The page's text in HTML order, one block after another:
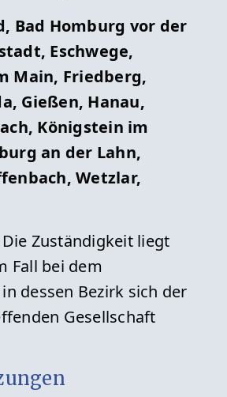
Bad Homburg vor der
Eschwege,
Main, Friedberg,
Gießen, Hanau,
Königstein im
an der Lahn,
Wetzlar,
Zuständigkeit liegt
Fall bei dem
dessen Bezirk sich der
Gesellschaft